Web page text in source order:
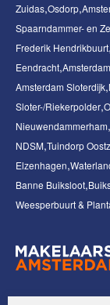
Zuidas Osdorp
Spaarndammer- en
Frederik Hendrikbuurt
Eendracht
Amsterdam Sloterdijk
Sloter-/Riekerpolder
Nieuwendammerham
NDSM Tuindorp
Elzenhagen
Banne Buiksloot
Weesperbuurt &